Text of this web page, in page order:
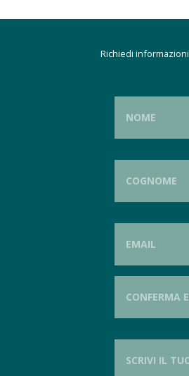
Richiedi informazioni